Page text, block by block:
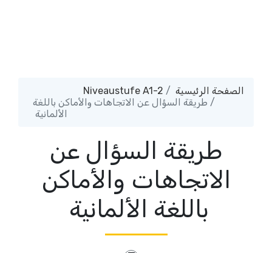
الصفحة الرئيسية
Niveaustufe A1-2
طريقة السؤال عن الاتجاهات والأماكن باللغة
الألمانية
طريقة السؤال عن
الاتجاهات والأماكن
باللغة الألمانية